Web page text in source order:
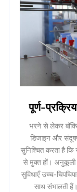
पूर्ण-
भरने से लेकर
डिजाइन और
सुनिश्चित करता है
से मुक्त हों। अनुकूली
सुविधाएँ उच्च-
साथ संभालती